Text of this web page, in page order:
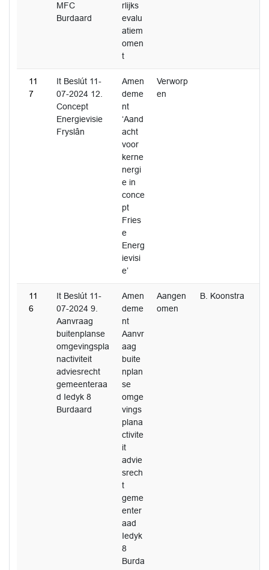
MFC
Burdaard
rlijks
evalu
atiem
omen
t
11
7
It Beslút 11-
07-2024 12.
Concept
Energievisie
Fryslân
Amen
deme
nt
‘Aand
acht
voor
kerne
nergi
e in
conce
pt
Fries
e
Energ
ievisi
e’
Verworp
en
11
6
It Beslút 11-
07-2024 9.
Aanvraag
buitenplanse
omgevingspla
nactiviteit
adviesrecht
gemeenteraa
d Iedyk 8
Burdaard
Amen
deme
nt
Aanvr
aag
buite
nplan
se
omge
vings
plana
ctivite
it
advie
srech
t
geme
enter
aad
Iedyk
8
Burda
Aangen
omen
B. Koonstra